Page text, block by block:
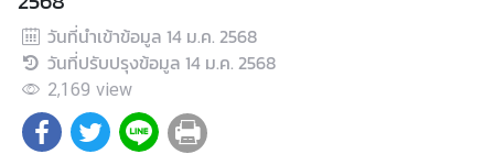
ม
ก
า
ร
ก
วันที่นำเข้าข้อมูล 14 ม.ค. 2568
วันที่ปรับปรุงข้อมูล 14 ม.ค. 2568
2,169 view